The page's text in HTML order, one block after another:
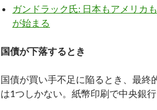
ガンドラック氏: 日本もアメリカ
が始まる
国債が下落するとき
国債が買い手不足に陥るとき、最終
は1つしかない。紙幣印刷で中央銀